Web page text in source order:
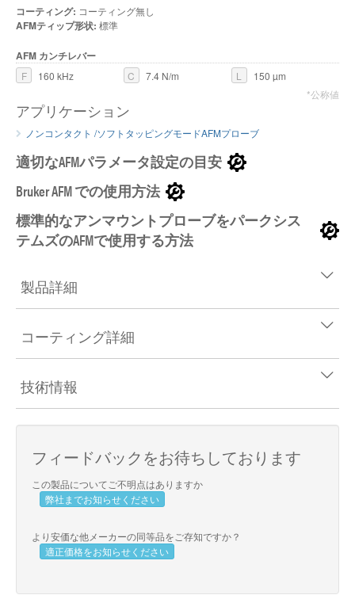
コーティング: コーティング無し
AFMティップ形状: 標準
AFM カンチレバー
F 160 kHz C 7.4 N/m L
150 µm
*公称値
アプリケーション
ノンコンタクト /ソフトタッピングモードAFMプローブ
適切なAFMパラメータ設定の目安
Bruker AFM での使用方法
標準的なアンマウントプローブをパークシス
テムズのAFMで使用する方法
製品詳細
コーティング詳細
技術情報
フィードバックをお待ちしております
この製品についてご不明点はありますか
弊社までお知らせください
より安価な他メーカーの同等品をご存知ですか？
適正価格をお知らせください